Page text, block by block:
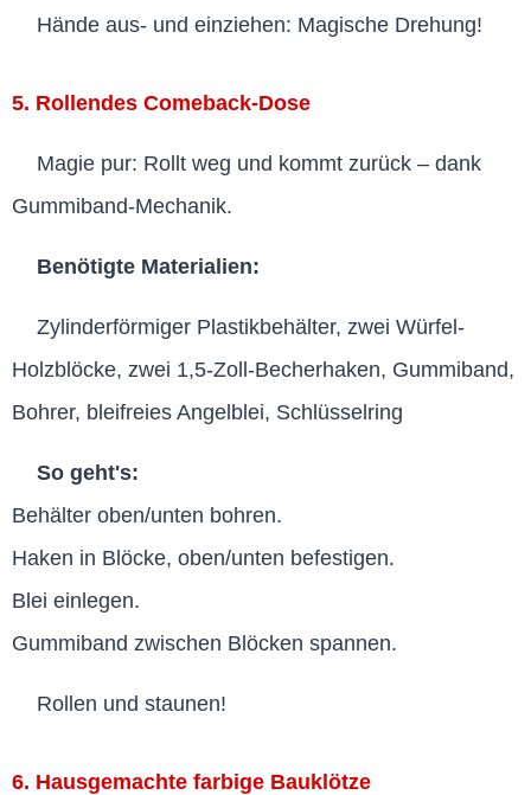
Hände aus- und einziehen: Magische Drehung!
5. Rollendes Comeback-Dose
Magie pur: Rollt weg und kommt zurück – dank
Gummiband-Mechanik.
Benötigte Materialien:
Zylinderförmiger Plastikbehälter, zwei Würfel-
Holzblöcke, zwei 1,5-Zoll-Becherhaken, Gummiband,
Bohrer, bleifreies Angelblei, Schlüsselring
So geht's:
Behälter oben/unten bohren.
Haken in Blöcke, oben/unten befestigen.
Blei einlegen.
Gummiband zwischen Blöcken spannen.
Rollen und staunen!
6. Hausgemachte farbige Bauklötze